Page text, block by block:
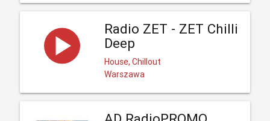
Radio ZET - ZET Chilli
Deep
House, Chillout
Warszawa